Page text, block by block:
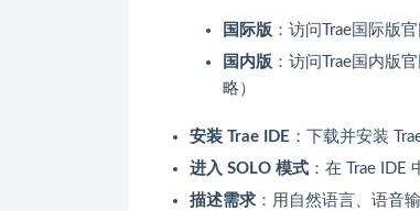
国际版 ：访问Trae国际版
国内版 ：访问Trae国内版
略）
安装 Trae IDE ：下载并安装
进入 SOLO 模式 ：在 Trae IDE
描述需求 ：用自然语言、语音